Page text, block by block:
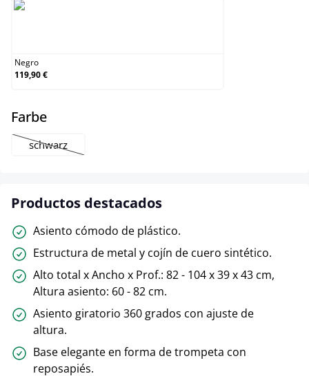
Negro
119,90 €
Farbeselect
schwarz
(Esta opción no está disponible en este momento.)
Productos destacados
Asiento cómodo de plástico.
Estructura de metal y cojín de cuero sintético.
Alto total x Ancho x Prof.: 82 - 104 x 39 x 43 cm,
Altura asiento: 60 - 82 cm.
Asiento giratorio 360 grados con ajuste de
altura.
Base elegante en forma de trompeta con
reposapiés.